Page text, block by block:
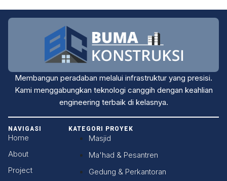
Membangun peradaban melalui infrastruktur yang presisi.
Kami menggabungkan teknologi canggih dengan keahlian
engineering terbaik di kelasnya.
NAVIGASI
Home
About
Project
KATEGORI PROYEK
Masjid
Ma'had & Pesantren
Gedung & Perkantoran